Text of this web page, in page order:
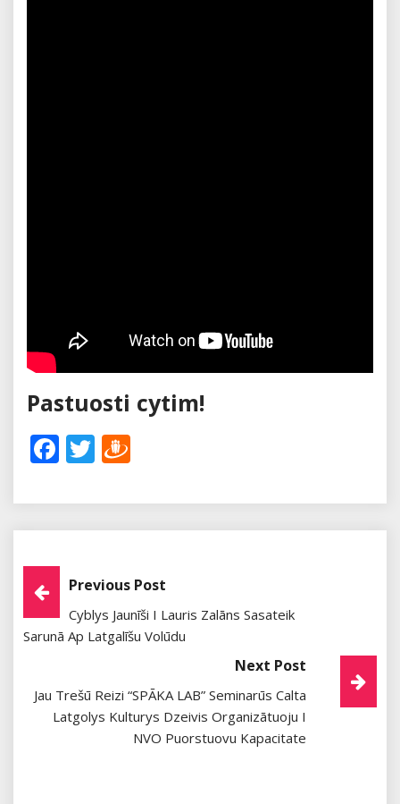
Pastuosti cytim!
Facebook
Twitter
Post
Navigation
Previous Post
Cyblys Jaunīši I Lauris Zalāns Sasateik
Sarunā Ap Latgalīšu Volūdu
Next Post
Jau Trešū Reizi “SPĀKA LAB” Seminarūs Calta
Latgolys Kulturys Dzeivis Organizātuoju I
NVO Puorstuovu Kapacitate